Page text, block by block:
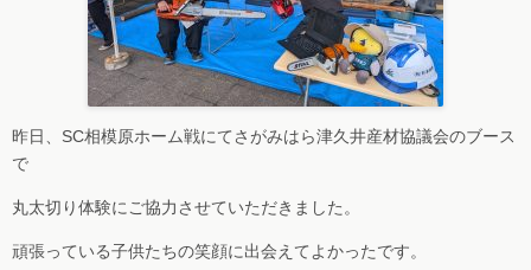
昨日、SC相模原ホーム戦にてさがみはら津久井産材協議会のブース
で
丸太切り体験にご協力させていただきました。
頑張っている子供たちの笑顔に出会えてよかったです。